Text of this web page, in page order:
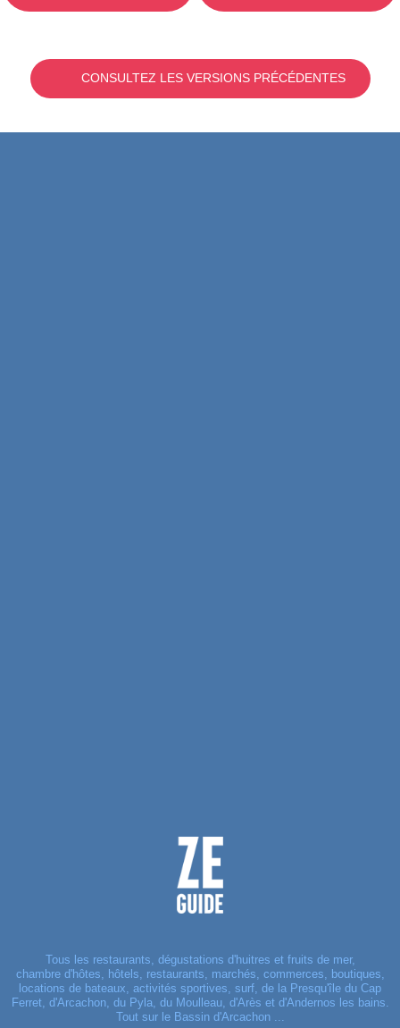
CONSULTEZ LES VERSIONS PRÉCÉDENTES
Tous les restaurants, dégustations d'huitres et fruits de mer,
chambre d'hôtes, hôtels, restaurants, marchés, commerces, boutiques,
locations de bateaux, activités sportives, surf, de la Presqu'île du Cap
Ferret, d'Arcachon, du Pyla, du Moulleau, d'Arès et d'Andernos les bains.
Tout sur le Bassin d'Arcachon ...